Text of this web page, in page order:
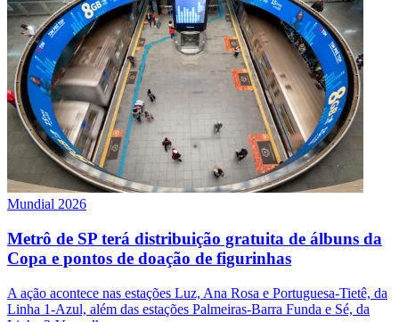
São Paulo
Mundial 2026
Metrô de SP terá distribuição gratuita de álbuns da
Copa e pontos de doação de figurinhas
A ação acontece nas estações Luz, Ana Rosa e Portuguesa-Tietê, da
Linha 1-Azul, além das estações Palmeiras-Barra Funda e Sé, da